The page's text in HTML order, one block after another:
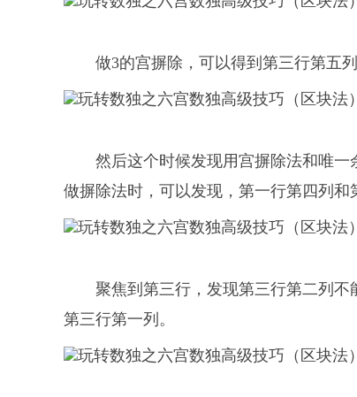
做3的宫摒除，可以得到第三行第五
然后这个时候发现用宫摒除法和唯
做摒除法时，可以发现，第一行第四列和
聚焦到第三行，发现第三行第二列
第三行第一列。